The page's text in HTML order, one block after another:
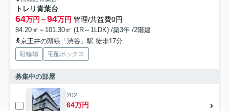
トレリ青葉台
64万円～94万円 管理/共益費0円
84.20㎡～101.30㎡ (1R～1LDK) /築3年 /2階建
京王井の頭線「渋谷」駅 徒歩17分
駐輪場 宅配ボックス
募集中の部屋
202
64万円